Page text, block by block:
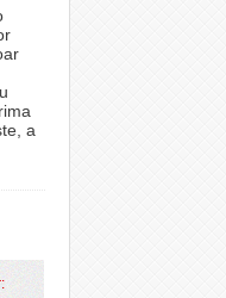
-
de instituție din fonduri
fizice posibilitatea să
Declarația Unică 212
- 25 November 2025
ŞI
a